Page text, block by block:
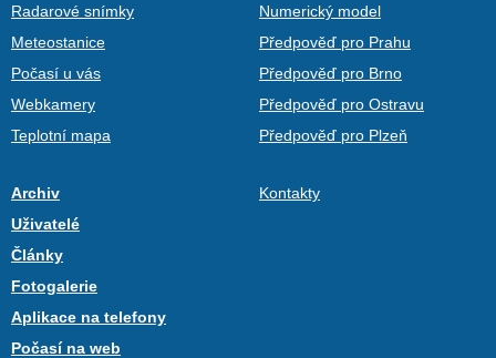
Radarové snímky
Meteostanice
Počasí u vás
Webkamery
Teplotní mapa
Numerický model
Předpověď pro Prahu
Předpověď pro Brno
Předpověď pro Ostravu
Předpověď pro Plzeň
Archiv
Uživatelé
Články
Fotogalerie
Aplikace na telefony
Počasí na web
Kontakty